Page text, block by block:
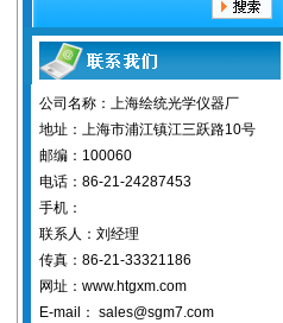
公司名称：上海绘统光学仪器厂
地址：上海市浦江镇江三跃路10号
邮编：100060
电话：86-21-24287453
手机：
联系人：刘经理
传真：86-21-33321186
网址：www.htgxm.com
E-mail： sales@sgm7.com